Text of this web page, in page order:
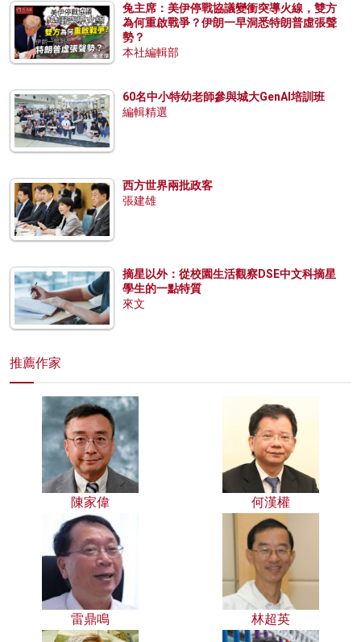
兔主席：美伊停戰協議變衝突導火線，雙方
為何重啟戰爭？伊朗一早洞悉特朗普虛張聲
勢？
本社編輯部
60名中小特幼老師參與城大GenAI培訓班
編輯精選
西方世界兩批政客
張建雄
摘星以外：從校園生活觀察DSE中文科摘星
學生的一點特質
來文
推薦作家
陳家偉 何漢權
雷鼎鳴 林超英